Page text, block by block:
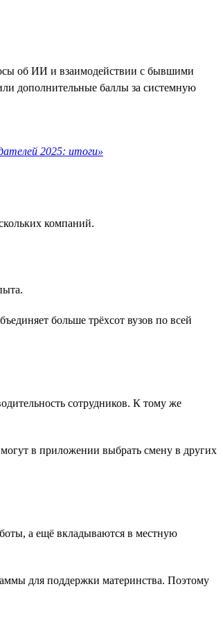
об ИИ и взаимодействии с бывшими
дополнительные баллы за системную
2025: итоги»
компаний.
больше трёхсот вузов по всей
сотрудников. К тому же
в приложении выбрать смену в других
а ещё вкладываются в местную
для поддержки материнства. Поэтому